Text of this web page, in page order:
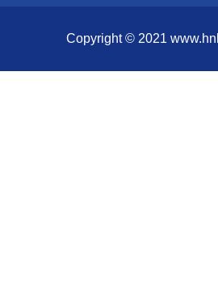
Copyright © 2021